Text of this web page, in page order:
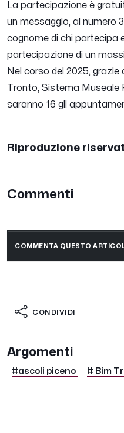
La partecipazione è
un messaggio, al numero
cognome di chi partecipa
partecipazione di un
Nel corso del 2025,
Tronto, Sistema Museale
saranno 16 gli
Riproduzione
Commenti
COMMENTA QUESTO
CONDIVIDI
Argomenti
#ascoli piceno # Bim